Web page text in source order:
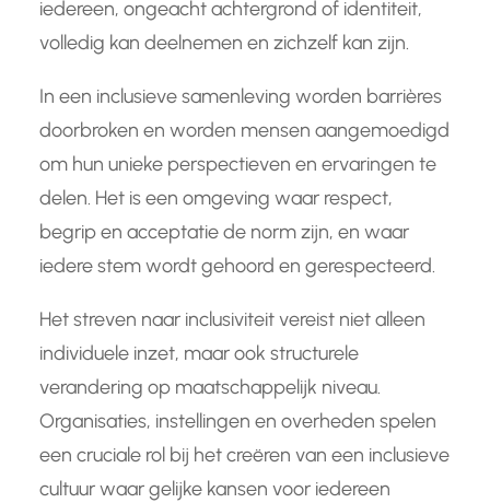
iedereen, ongeacht achtergrond of identiteit,
volledig kan deelnemen en zichzelf kan zijn.
In een inclusieve samenleving worden barrières
doorbroken en worden mensen aangemoedigd
om hun unieke perspectieven en ervaringen te
delen. Het is een omgeving waar respect,
begrip en acceptatie de norm zijn, en waar
iedere stem wordt gehoord en gerespecteerd.
Het streven naar inclusiviteit vereist niet alleen
individuele inzet, maar ook structurele
verandering op maatschappelijk niveau.
Organisaties, instellingen en overheden spelen
een cruciale rol bij het creëren van een inclusieve
cultuur waar gelijke kansen voor iedereen